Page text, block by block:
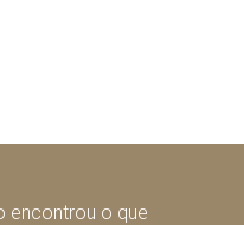
encontrou o que